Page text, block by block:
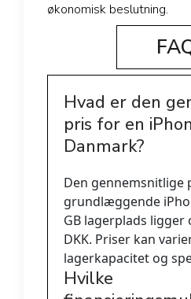
økonomisk beslutning.
Hvad er den
pris for en
Danmark?
Den gennemsnitlige
grundlæggende
GB lagerplads ligger
DKK. Priser kan
lagerkapacitet og
Hvilke